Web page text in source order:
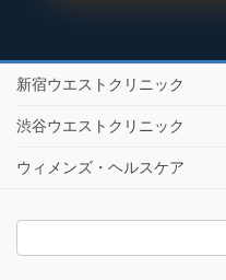
新宿ウエストクリニック
渋谷ウエストクリニック
ウィメンズ・ヘルスケア